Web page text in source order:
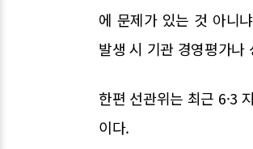
에 문제가 있는 것 아니
발생 시 기관 경영평가나
한편 선관위는 최근 6·3
이다.